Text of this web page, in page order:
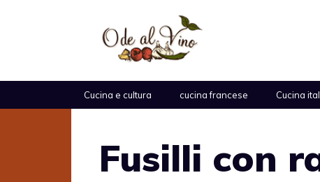
Cucina e cultura cucina francese Cucina
Fusilli con